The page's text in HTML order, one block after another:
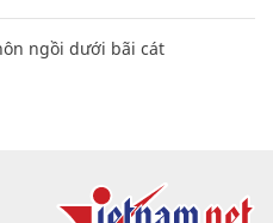
ngồi dưới bãi cát